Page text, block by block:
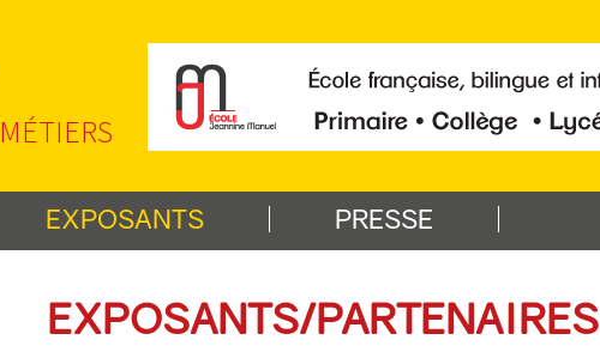
EXPOSANTS PRESSE
EXPOSANTS/PARTENAIRES